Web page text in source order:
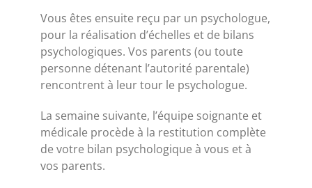
Vous êtes ensuite reçu par un psychologue,
pour la réalisation d’échelles et de bilans
psychologiques. Vos parents (ou toute
personne détenant l’autorité parentale)
rencontrent à leur tour le psychologue.
La semaine suivante, l’équipe soignante et
médicale procède à la restitution complète
de votre bilan psychologique à vous et à
vos parents.